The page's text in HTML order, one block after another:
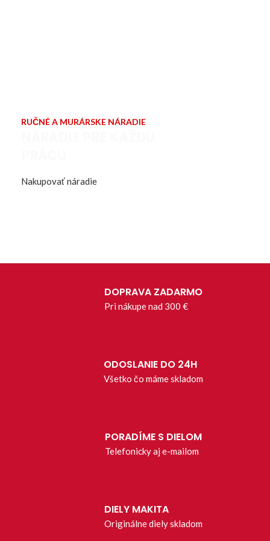
RUČNÉ A MURÁRSKE NÁRADIE
Nakupovať náradie
DOPRAVA ZADARMO
Pri nákupe nad 300 €
ODOSLANIE DO 24H
Všetko čo máme skladom
PORADÍME S DIELOM
Telefonicky aj e-mailom
DIELY MAKITA
Originálne diely skladom